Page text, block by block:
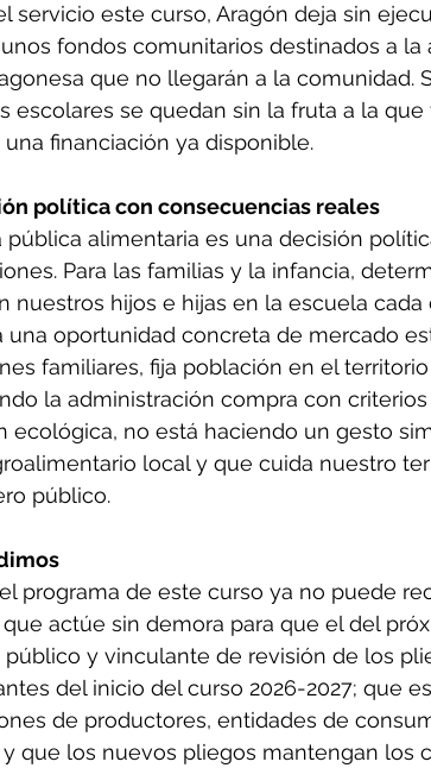
servicio este curso, Aragón deja sin
fondos comunitarios destinados a
que no llegarán a la comunidad.
escolares se quedan sin la fruta a la
una financiación ya disponible.
política con consecuencias reales
pública alimentaria es una decisión
Para las familias y la infancia,
nuestros hijos e hijas en la escuela cada
una oportunidad concreta de mercado
familiares, fija población en el
la administración compra con
ecológica, no está haciendo un gesto
local y que cuida nuestro
público.
programa de este curso ya no puede
actúe sin demora para que el del
público y vinculante de revisión de los
del inicio del curso 2026-2027; que
de productores, entidades de
que los nuevos pliegos mantengan los